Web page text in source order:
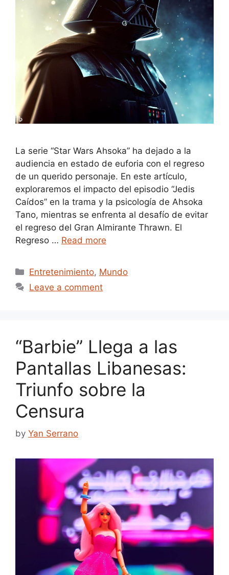
La serie “Star Wars Ahsoka” ha dejado a la
audiencia en estado de euforia con el regreso
de un querido personaje. En este artículo,
exploraremos el impacto del episodio “Jedis
Caídos” en la trama y la psicología de Ahsoka
Tano, mientras se enfrenta al desafío de evitar
el regreso del Gran Almirante Thrawn. El
Regreso … Read more
Categories
Entretenimiento, Mundo
Leave a comment
“Barbie” Llega a las
Pantallas Libanesas:
Triunfo sobre la
Censura
by Yan Serrano